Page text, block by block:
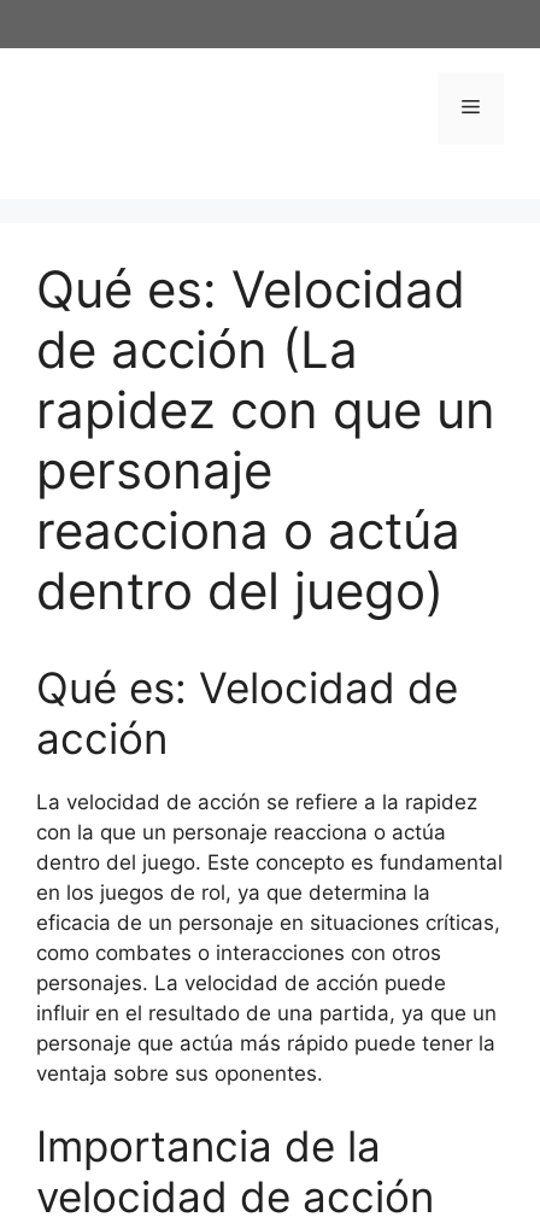
al
Menú
Qué es: Velocidad
de acción (La
rapidez con que un
personaje
reacciona o actúa
dentro del juego)
Qué es: Velocidad de
acción
La velocidad de acción se refiere a la rapidez
con la que un personaje reacciona o actúa
dentro del juego. Este concepto es fundamental
en los juegos de rol, ya que determina la
eficacia de un personaje en situaciones críticas,
como combates o interacciones con otros
personajes. La velocidad de acción puede
influir en el resultado de una partida, ya que un
personaje que actúa más rápido puede tener la
ventaja sobre sus oponentes.
Importancia de la
velocidad de acción